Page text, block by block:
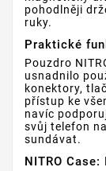
pohodlněji
ruky.
Praktické
Pouzdro
usnadnilo
konektory,
přístup ke
navíc
svůj telefon
sundávat.
NITRO